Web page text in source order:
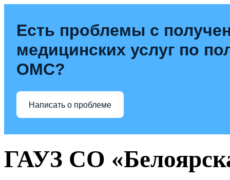
Есть проблемы с
медицинских услуг по
ОМС?
Написать о проблеме
ГАУЗ СО